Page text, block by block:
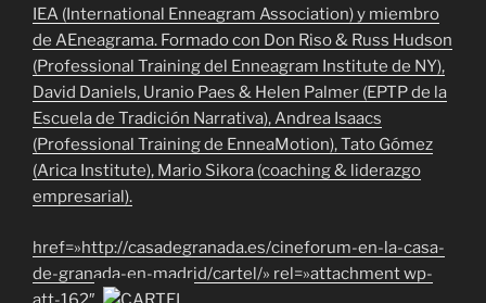
IEA (International Enneagram Association) y miembro
de AEneagrama. Formado con Don Riso & Russ Hudson
(Professional Training del Enneagram Institute de NY),
David Daniels, Uranio Paes & Helen Palmer (EPTP de la
Escuela de Tradición Narrativa), Andrea Isaacs
(Professional Training de EnneaMotion), Tato Gómez
(Arica Institute), Mario Sikora (coaching & liderazgo
empresarial).
href=»http://casadegranada.es/cineforum-en-la-casa-
de-granada-en-madrid/cartel/» rel=»attachment wp-